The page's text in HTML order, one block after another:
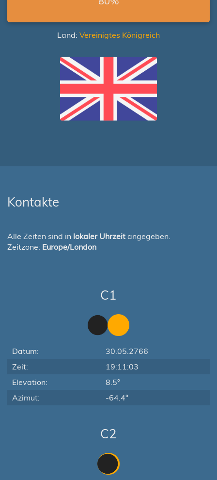
Land: Vereinigtes Königreich
Kontakte
Alle Zeiten sind in lokaler Uhrzeit angegeben.
Zeitzone: Europe/London
C1
Datum:
30.05.2766
Zeit:
19:11:03
Elevation:
8.5°
Azimut:
-64.4°
C2